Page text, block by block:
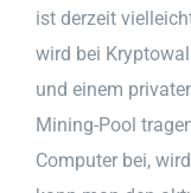
ist derzeit
wird bei
und einem
Mining-Pool
Computer bei,